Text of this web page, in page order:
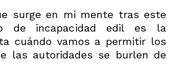
surge en mi mente tras este
de incapacidad edil es la
cuándo vamos a permitir los
las autoridades se burlen de